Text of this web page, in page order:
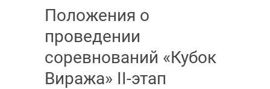
Положения о
проведении
соревнований «Кубок
Виража» II-этап